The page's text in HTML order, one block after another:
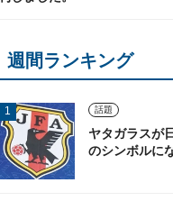
週間ランキング
話題
ヤタガラスが
のシンボルに